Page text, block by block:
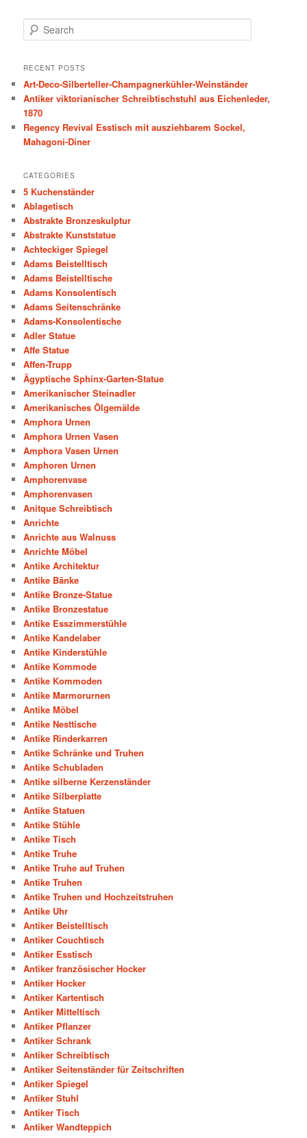
e
r
h
RECENT POSTS
Art-Deco-Silberteller-Champagnerkühler-Weinständer
Antiker viktorianischer Schreibtischstuhl aus Eichenleder,
1870
Regency Revival Esstisch mit ausziehbarem Sockel,
Mahagoni-Diner
CATEGORIES
5 Kuchenständer
Ablagetisch
Abstrakte Bronzeskulptur
Abstrakte Kunststatue
Achteckiger Spiegel
Adams Beistelltisch
Adams Beistelltische
Adams Konsolentisch
Adams Seitenschränke
Adams-Konsolentische
Adler Statue
Affe Statue
Affen-Trupp
Ägyptische Sphinx-Garten-Statue
Amerikanischer Steinadler
Amerikanisches Ölgemälde
Amphora Urnen
Amphora Urnen Vasen
Amphora Vasen Urnen
Amphoren Urnen
Amphorenvase
Amphorenvasen
Anitque Schreibtisch
Anrichte
Anrichte aus Walnuss
Anrichte Möbel
Antike Architektur
Antike Bänke
Antike Bronze-Statue
Antike Bronzestatue
Antike Esszimmerstühle
Antike Kandelaber
Antike Kinderstühle
Antike Kommode
Antike Kommoden
Antike Marmorurnen
Antike Möbel
Antike Nesttische
Antike Rinderkarren
Antike Schränke und Truhen
Antike Schubladen
Antike silberne Kerzenständer
Antike Silberplatte
Antike Statuen
Antike Stühle
Antike Tisch
Antike Truhe
Antike Truhe auf Truhen
Antike Truhen
Antike Truhen und Hochzeitstruhen
Antike Uhr
Antiker Beistelltisch
Antiker Couchtisch
Antiker Esstisch
Antiker französischer Hocker
Antiker Hocker
Antiker Kartentisch
Antiker Mitteltisch
Antiker Pflanzer
Antiker Schrank
Antiker Schreibtisch
Antiker Seitenständer für Zeitschriften
Antiker Spiegel
Antiker Stuhl
Antiker Tisch
Antiker Wandteppich